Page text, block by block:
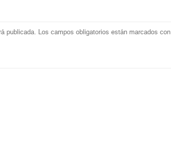
publicada. Los campos obligatorios están marcados con